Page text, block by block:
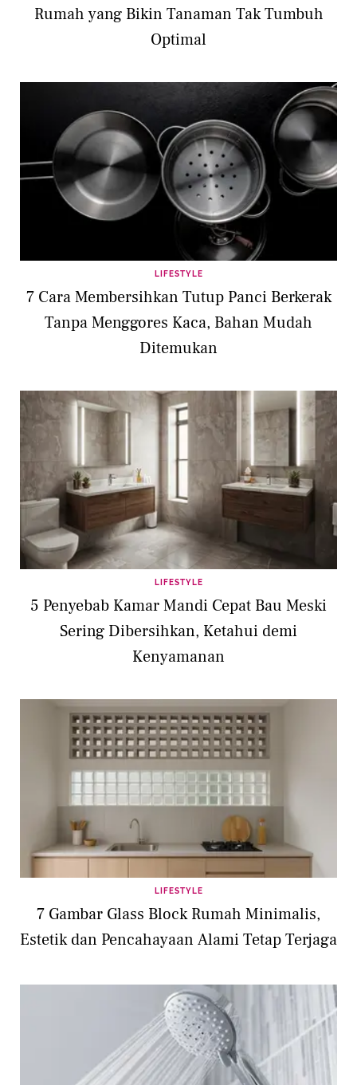
Rumah yang Bikin Tanaman Tak Tumbuh
Optimal
LIFESTYLE
7 Cara Membersihkan Tutup Panci Berkerak
Tanpa Menggores Kaca, Bahan Mudah
Ditemukan
LIFESTYLE
5 Penyebab Kamar Mandi Cepat Bau Meski
Sering Dibersihkan, Ketahui demi
Kenyamanan
LIFESTYLE
7 Gambar Glass Block Rumah Minimalis,
Estetik dan Pencahayaan Alami Tetap Terjaga